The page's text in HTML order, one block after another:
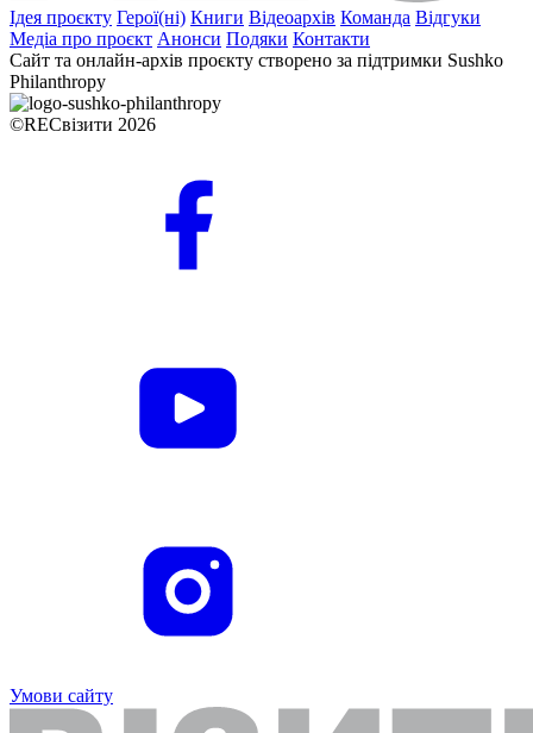
Ідея проєкту Герої(ні) Книги Відеоархів Команда Відгуки
Медіа про проєкт Анонси Подяки Контакти
Сайт та онлайн-архів проєкту створено за підтримки Sushko
Philanthropy
©RECвізити 2026
Умови сайту